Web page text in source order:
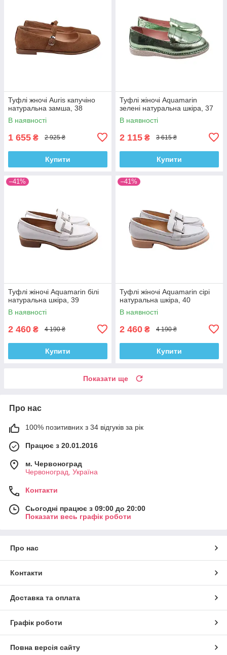
Туфлі жночі Auris капучіно
натуральна замша, 38
В наявності
1 655 ₴ 2 925 ₴
Купити
Туфлі жіночі Aquamarin
зелені натуральна шкіра, 37
В наявності
2 115 ₴ 3 615 ₴
Купити
–41%
Туфлі жіночі Aquamarin білі
натуральна шкіра, 39
В наявності
2 460 ₴ 4 190 ₴
Купити
–41%
Туфлі жіночі Aquamarin сірі
натуральна шкіра, 40
В наявності
2 460 ₴ 4 190 ₴
Купити
Показати ще
Про нас
100% позитивних з 34 відгуків за рік
Працює з 20.01.2016
м. Червоноград
Червоноград, Україна
Контакти
Сьогодні працює з 09:00 до 20:00
Показати весь графік роботи
Про нас
Контакти
Доставка та оплата
Графік роботи
Повна версія сайту